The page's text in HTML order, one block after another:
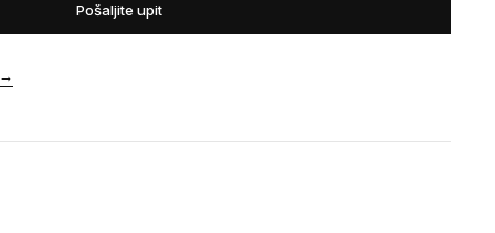
Pošaljite upit